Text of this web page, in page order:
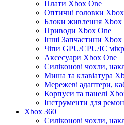
Плати Xbox One
Оптичні головки
Блоки живлення Xbox
Приводи Xbox One
Інші Запчастини Xbox
Чіпи GPU/CPU/IC
Аксесуари Xbox One
Силіконові чохли,
Миша та клавіатура
Мережеві адаптери,
Корпуси та панелі
Інструменти для
Xbox 360
Силіконові чохли,